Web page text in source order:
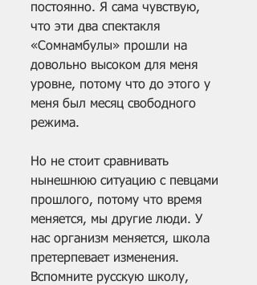
постоянно. Я сама чувствую,
что эти два спектакля
«Сомнамбулы» прошли на
довольно высоком для меня
уровне, потому что до этого у
меня был месяц свободного
режима.
Но не стоит сравнивать
нынешнюю ситуацию с певцами
прошлого, потому что время
меняется, мы другие люди. У
нас организм меняется, школа
претерпевает изменения.
Вспомните русскую школу,